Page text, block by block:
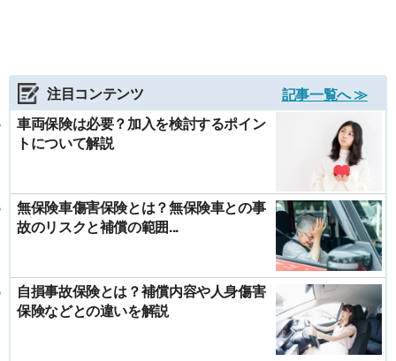
注目コンテンツ
記事一覧へ ≫
車両保険は必要？加入を検討するポイン
トについて解説
無保険車傷害保険とは？無保険車との事
故のリスクと補償の範囲...
自損事故保険とは？補償内容や人身傷害
保険などとの違いを解説